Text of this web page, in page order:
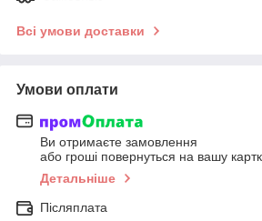
Всі умови доставки
Умови оплати
Ви отримаєте замовлення
або гроші повернуться на вашу
Детальніше
Післяплата